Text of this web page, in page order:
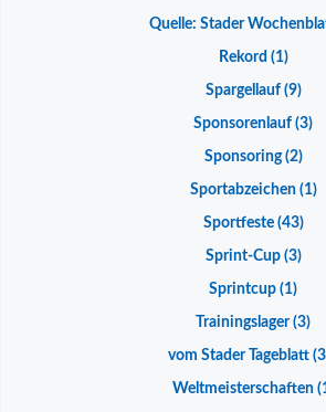
Quelle: Stader
Rekord (1)
Spargellauf(9)
Sponsorenlauf (3)
Sponsoring(2)
Sportabzeichen(1)
Sportfeste(43)
Sprint-Cup(3)
Sprintcup (1)
Trainingslager(3)
vom Stader Tageblatt
Weltmeisterschaften